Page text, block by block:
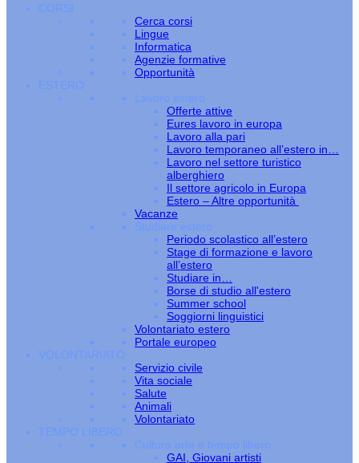
CORSI
Cerca corsi
Lingue
Informatica
Agenzie formative
Opportunità
ESTERO
Lavoro estero
Offerte attive
Eures lavoro in europa
Lavoro alla pari
Lavoro temporaneo all’estero in…
Lavoro nel settore turistico
alberghiero
Il settore agricolo in Europa
Estero – Altre opportunità
Vacanze
Studiare estero
Periodo scolastico all’estero
Stage di formazione e lavoro
all’estero
Studiare in…
Borse di studio all'estero
Summer school
Soggiorni linguistici
Volontariato estero
Portale europeo
VOLONTARIATO
Servizio civile
Vita sociale
Salute
Animali
Volontariato
TEMPO LIBERO
Cultura arte e tempo libero
GAI, Giovani artisti